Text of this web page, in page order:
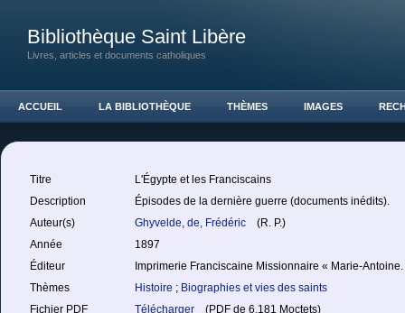
Bibliothèque Saint Libère
Livres, articles et documents catholiques
ACCUEIL LA BIBLIOTHÈQUE THÈMES IMAGES
Titre
L'Égypte et les Franciscains
Description
Épisodes de la dernière guerre (documents inédits).
Auteur(s)
Ghyvelde, de, Frédéric
(R. P.)
Année
1897
Éditeur
Imprimerie Franciscaine Missionnaire « Marie-Antoine.
Thèmes
Histoire ; Biographies et vies des saints
Fichier PDF
Télécharger (PDF de 6.181 Moctets)